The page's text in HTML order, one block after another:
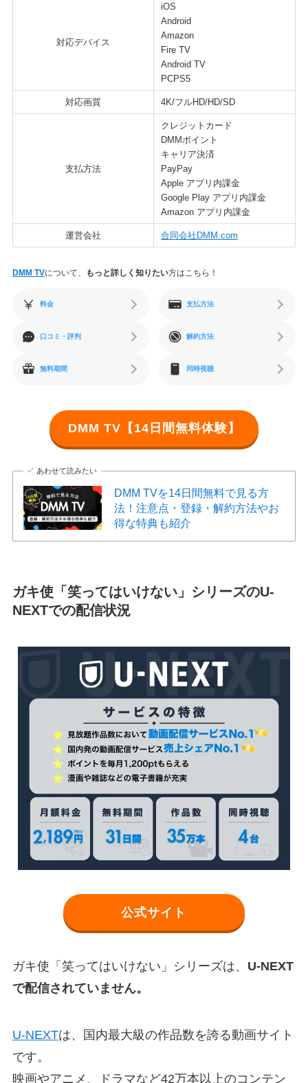
対応デバイス
iOS
Android
Amazon
Fire TV
Android TV
PCPS5
対応画質 4K/フルHD/HD/SD
支払方法
クレジットカード
DMMポイント
キャリア決済
PayPay
Apple アプリ内課金
Google Play アプリ内課金
Amazon アプリ内課金
運営会社 合同会社DMM.com
DMM TVについて、 もっと詳しく知りたい方はこちら！
料金 支払方法
口コミ・評判 解約方法
無料期間 同時視聴
DMM TV【14日間無料体験】
あわせて読みたい
DMM TVを14日間無料で見る方
法！注意点・登録・解約方法やお
得な特典も紹介
ガキ使「笑ってはいけない」シリーズのU-
NEXTでの配信状況
公式サイト
ガキ使「笑ってはいけない」シリーズは、 U-NEXT
で配信されていません。
U-NEXTは、国内最大級の作品数を誇る動画サイト
です。
映画やアニメ、ドラマなど42万本以上のコンテン